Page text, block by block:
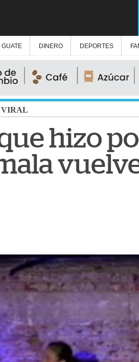
GUATE DINERO DEPORTES
VIRAL
hizo